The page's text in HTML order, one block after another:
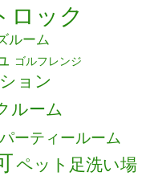
ロック
ルーム
ゴルフレンジ
ョン
ルーム
パーティールーム
ペット足洗い場